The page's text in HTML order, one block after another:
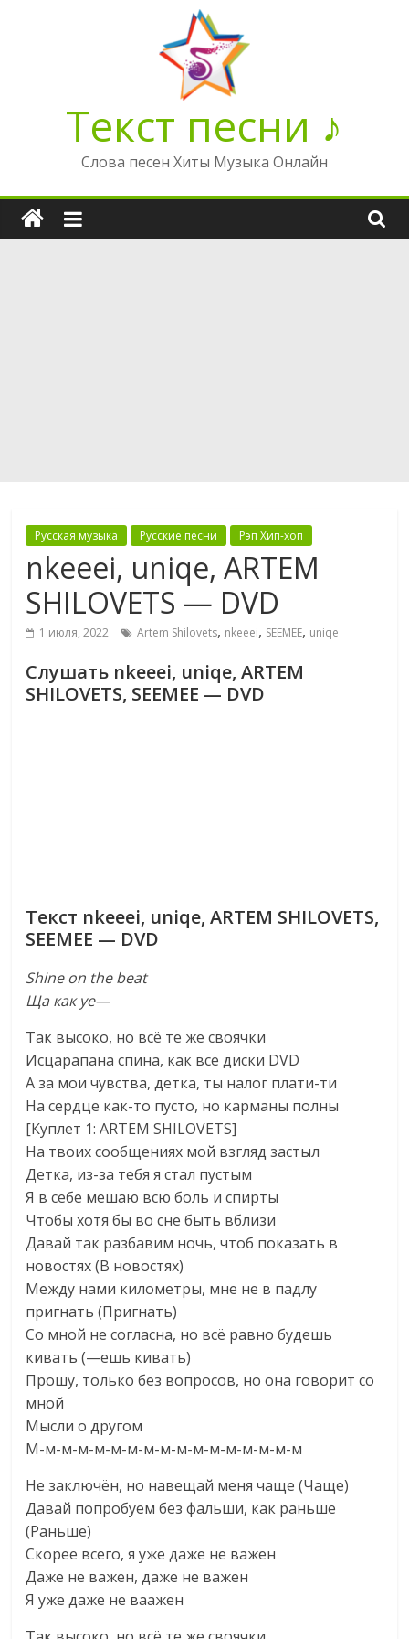
Текст песни ♪
Слова песен Хиты Музыка Онлайн
Русская музыка Русские песни Рэп Хип-хоп
nkeeei, uniqe, ARTEM
SHILOVETS — DVD
1 июля, 2022 Artem Shilovets, nkeeei, SEEMEE, uniqe
Слушать nkeeei, uniqe, ARTEM
SHILOVETS, SEEMEE — DVD
Текст nkeeei, uniqe, ARTEM SHILOVETS,
SEEMEE — DVD
Shine on the beat
Ща как уе—
Так высоко, но всё те же своячки
Исцарапана спина, как все диски DVD
А за мои чувства, детка, ты налог плати-ти
На сердце как-то пусто, но карманы полны
[Куплет 1: ARTEM SHILOVETS]
На твоих сообщениях мой взгляд застыл
Детка, из-за тебя я стал пустым
Я в себе мешаю всю боль и спирты
Чтобы хотя бы во сне быть вблизи
Давай так разбавим ночь, чтоб показать в
новостях (В новостях)
Между нами километры, мне не в падлу
пригнать (Пригнать)
Со мной не согласна, но всё равно будешь
кивать (—ешь кивать)
Прошу, только без вопросов, но она говорит со
мной
Мысли о другом
М-м-м-м-м-м-м-м-м-м-м-м-м-м-м-м-м
Не заключён, но навещай меня чаще (Чаще)
Давай попробуем без фальши, как раньше
(Раньше)
Скорее всего, я уже даже не важен
Даже не важен, даже не важен
Я уже даже не ваажен